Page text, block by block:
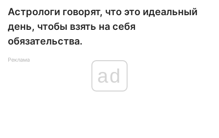
Астрологи говорят, что это идеальный
день, чтобы взять на себя
обязательства.
Реклама
ad